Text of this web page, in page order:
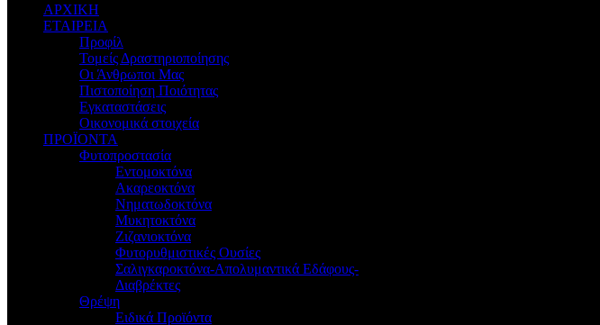
ΑΡΧΙΚΗ
ΕΤΑΙΡΕΙΑ
Προφίλ
Τομείς Δραστηριοποίησης
Οι Άνθρωποι Μας
Πιστοποίηση Ποιότητας
Εγκαταστάσεις
Οικονομικά στοιχεία
ΠΡΟΪΟΝΤΑ
Φυτοπροστασία
Εντομοκτόνα
Ακαρεοκτόνα
Νηματωδοκτόνα
Μυκητοκτόνα
Ζιζανιοκτόνα
Φυτορυθμιστικές Ουσίες
Σαλιγκαροκτόνα-Απολυμαντικά Εδάφους-
Διαβρέκτες
Θρέψη
Ειδικά Προϊόντα